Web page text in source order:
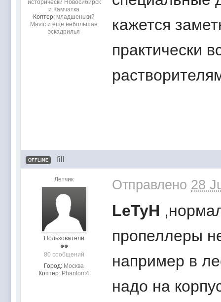
исторически Новосибирск
и Камчатка
Коптер: младшенький
Mavic и ещё небольшая
эскадрилья
кажется
практически
OFFLINE fill
Летчик
Пользователи
80 сообщений
Город: Москва
Коптер: Phantom4
Отправлено 28
LeTyH
пропеллеры
например в
надо на